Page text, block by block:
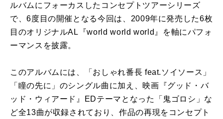
ルバムにフォーカスしたコンセプトツアーシリーズ
で、6度目の開催となる今回は、2009年に発売した6枚
目のオリジナルAL『world world world』を軸にパフォ
ーマンスを披露。
このアルバムには、「おしゃれ番長 feat.ソイソース」
「瞳の先に」のシングル曲に加え、映画『グッド・バ
ッド・ウィアード』EDテーマとなった「鬼ゴロシ」な
ど全13曲が収録されており、作品の再現をコンセプト